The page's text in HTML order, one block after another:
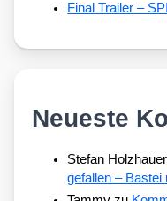
Final Trailer –
Neueste
Stefan Holzhauer
gefallen –